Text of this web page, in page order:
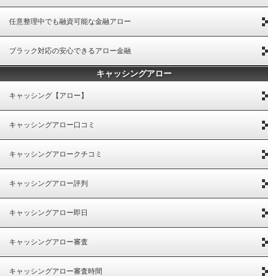
任意整理中でも融資可能な金融アロー
ブラック対応の安心できるアロー金融
キャッシングアロー
キャッシング【アロー】
キャッシングアロー口コミ
キャッシングアロークチコミ
キャッシングアロー評判
キャッシングアロー即日
キャッシングアロー審査
キャッシングアロー審査時間